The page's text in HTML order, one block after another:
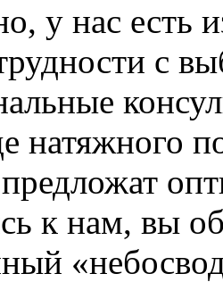
у нас есть
с
натяжного
к нам, вы